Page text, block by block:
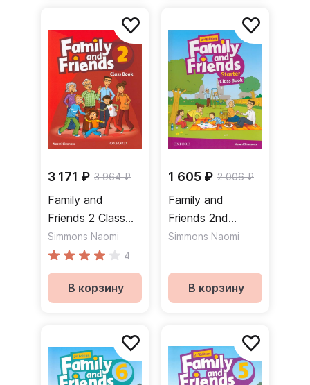
3 171 ₽ 3 964 ₽
Family and
Friends 2 Class
Book Учебник
Simmons Naomi
4
В корзину
1 605 ₽ 2 006 ₽
Family and
Friends 2nd
Edition Starter
Учебник
Simmons Naomi
В корзину